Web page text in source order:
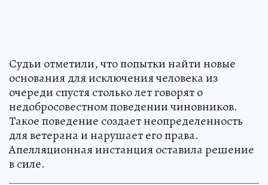
Судьи отметили, что попытки найти новые
основания для исключения человека из
очереди спустя столько лет говорят о
недобросовестном поведении чиновников.
Такое поведение создает неопределенность
для ветерана и нарушает его права.
Апелляционная инстанция оставила решение
в силе.